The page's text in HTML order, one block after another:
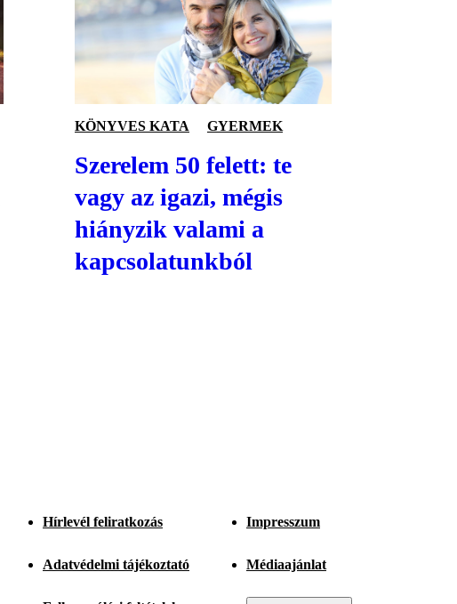
KÖNYVES KATA GYERMEK
Szerelem 50 felett: te
vagy az igazi, mégis
hiányzik valami a
kapcsolatunkból
Hírlevél feliratkozás Impresszum
Adatvédelmi tájékoztató Médiaajánlat